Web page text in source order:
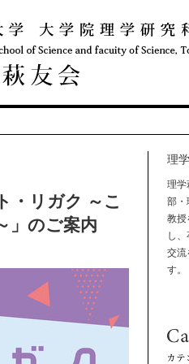
・リガク ～こ
」のご案内
理
理学
部・
教授
し
交流
す。